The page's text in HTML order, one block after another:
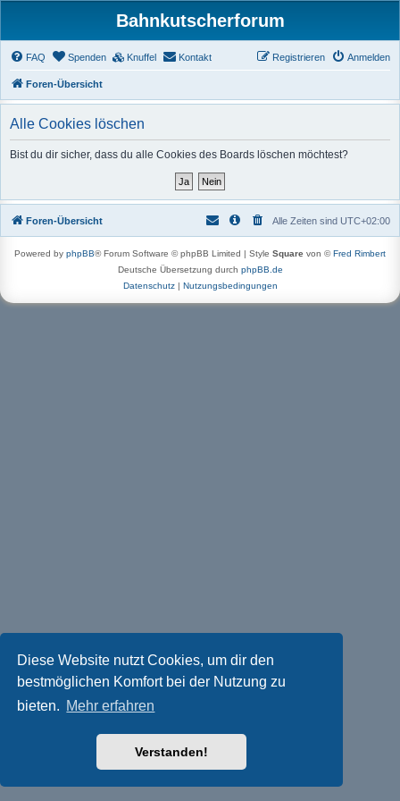
Diese Website nutzt Cookies, um dir den
bestmöglichen Komfort bei der Nutzung zu
bieten. Mehr erfahren
Verstanden!
Bahnkutscherforum
FAQ Spenden Knuffel Kontakt Anmelden
Registrieren
Foren-Übersicht
Alle Cookies löschen
Bist du dir sicher, dass du alle Cookies des Boards löschen möchtest?
Foren-Übersicht Alle Zeiten sind UTC+02:00
Powered by phpBB® Forum Software © phpBB Limited | Style Square von ©Fred Rimbert
Deutsche Übersetzung durch phpBB.de
Datenschutz| Nutzungsbedingungen